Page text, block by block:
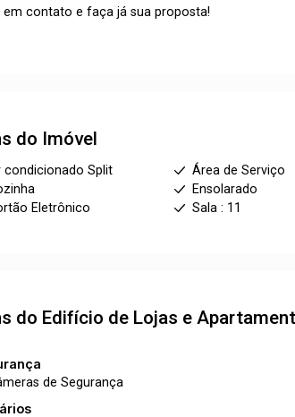
em contato e faça já sua proposta!
do Imóvel
condicionado Split Área de Serviço
Ensolarado
Eletrônico
Sala : 11
do Edifício de Lojas e
de Segurança